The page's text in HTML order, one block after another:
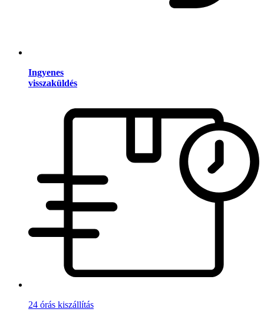
Ingyenes
visszaküldés
24 órás kiszállítás